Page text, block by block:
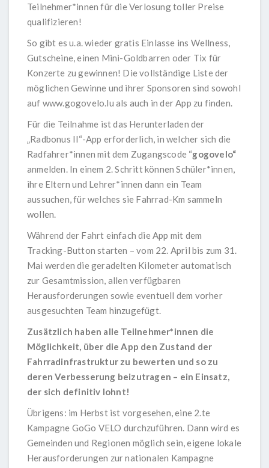
Teilnehmer*innen für die Verlosung toller Preise
qualifizieren!
So gibt es u.a. wieder gratis Einlasse ins Wellness,
Gutscheine, einen Mini-Goldbarren oder Tix für
Konzerte zu gewinnen! Die vollständige Liste der
möglichen Gewinne und ihrer Sponsoren sind sowohl
auf www.gogovelo.lu als auch in der App zu finden.
Für die Teilnahme ist das Herunterladen der
„Radbonus II“-App erforderlich, in welcher sich die
Radfahrer*innen mit dem Zugangscode “gogovelo“
anmelden. In einem 2. Schritt können Schüler*innen,
ihre Eltern und Lehrer*innen dann ein Team
aussuchen, für welches sie Fahrrad-Km sammeln
wollen.
Während der Fahrt einfach die App mit dem
Tracking-Button starten – vom 22. April bis zum 31.
Mai werden die geradelten Kilometer automatisch
zur Gesamtmission, allen verfügbaren
Herausforderungen sowie eventuell dem vorher
ausgesuchten Team hinzugefügt.
Zusätzlich haben alle Teilnehmer*innen die
Möglichkeit, über die App den Zustand der
Fahrradinfrastruktur zu bewerten und so zu
deren Verbesserung beizutragen – ein Einsatz,
der sich definitiv lohnt!
Übrigens: im Herbst ist vorgesehen, eine 2.te
Kampagne GoGo VELO durchzuführen. Dann wird es
Gemeinden und Regionen möglich sein, eigene lokale
Herausforderungen zur nationalen Kampagne